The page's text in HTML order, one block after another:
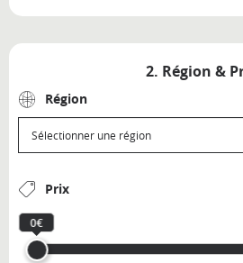
2. Région &
Région
Prix
0€